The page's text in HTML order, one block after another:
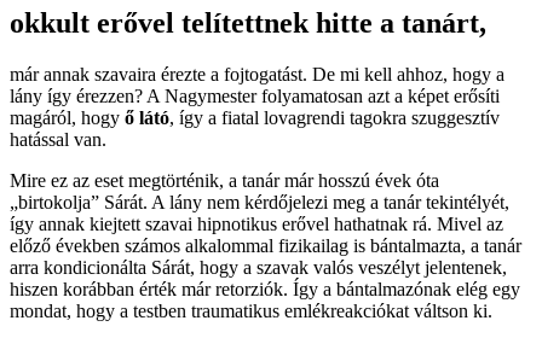
okkult erővel telítettnek hitte a tanárt,
már annak szavaira érezte a fojtogatást. De mi kell ahhoz, hogy a
lány így érezzen? A Nagymester folyamatosan azt a képet erősíti
magáról, hogy ő látó, így a fiatal lovagrendi tagokra szuggesztív
hatással van.
Mire ez az eset megtörténik, a tanár már hosszú évek óta
„birtokolja” Sárát. A lány nem kérdőjelezi meg a tanár tekintélyét,
így annak kiejtett szavai hipnotikus erővel hathatnak rá. Mivel az
előző években számos alkalommal fizikailag is bántalmazta, a tanár
arra kondicionálta Sárát, hogy a szavak valós veszélyt jelentenek,
hiszen korábban érték már retorziók. Így a bántalmazónak elég egy
mondat, hogy a testben traumatikus emlékreakciókat váltson ki.